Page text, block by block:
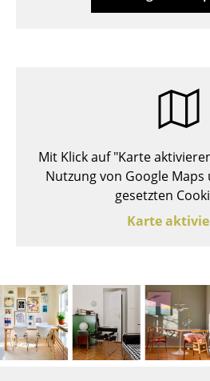
Bürosessel
... alle Sitzmöbel
Esstische
Beistelltische
Couchtische
Mit Klick auf "Karte
Nutzung von Google
gesetzten
Karte